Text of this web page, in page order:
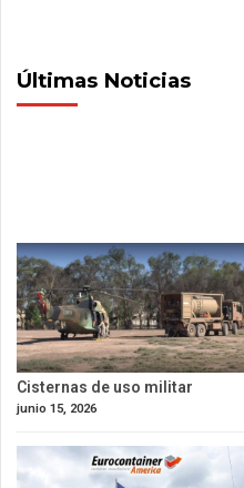
Últimas Noticias
Cisternas de uso militar
junio 15, 2026